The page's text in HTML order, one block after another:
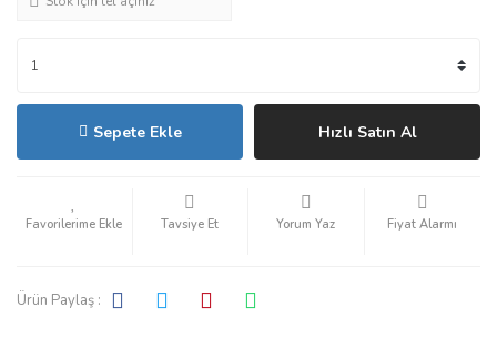
Sepete Ekle Hızlı Satın Al
Tavsiye Et Yorum Yaz Fiyat Alarmı
Ürün Paylaş :